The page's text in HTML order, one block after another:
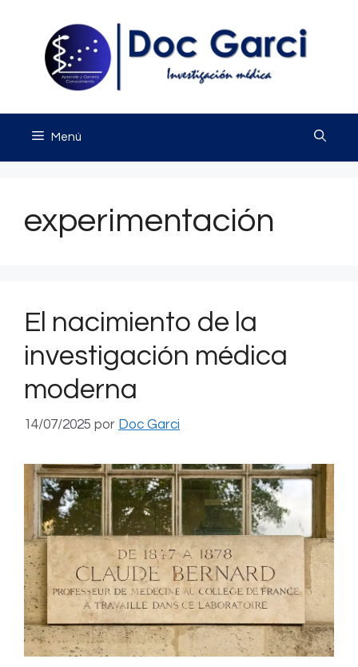
contenido
Menú
experimentación
El nacimiento de la
investigación médica
moderna
14/07/2025 por Doc Garci